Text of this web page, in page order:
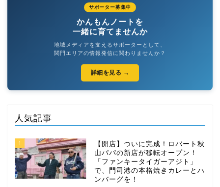
サポーター募集中
かんもんノートを
一緒に育てませんか
地域メディアを支えるサポーターとして、
関門エリアの情報発信に関わりませんか？
詳細を見る →
人気記事
1
【開店】ついに完成！ロバート秋
山パパの新店が移転オープン！
「ファンキータイガーアジト」
で、門司港の本格焼きカレーとハ
ンバーグを！